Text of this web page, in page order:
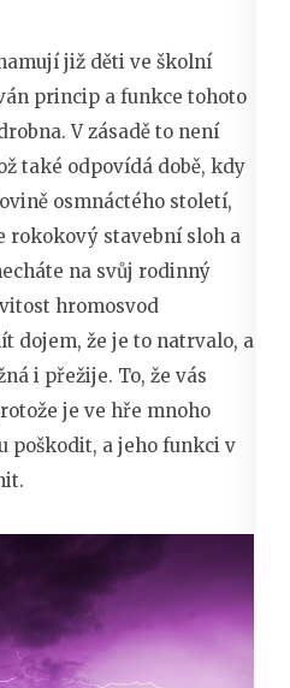
již děti ve školní
princip a funkce tohoto
V zásadě to není
také odpovídá době, kdy
osmnáctého století,
rokokový stavební sloh a
na svůj rodinný
hromosvod
dojem, že je to natrvalo, a
i přežije. To, že vás
je ve hře mnoho
poškodit, a jeho funkci v